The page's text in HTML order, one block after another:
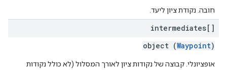
חובה. נקודת ציון ליעד.
intermediates[]
object (Waypoint)
אופציונלי. קבוצה של נקודות ציון לאורך המסלול (לא כולל נקודות